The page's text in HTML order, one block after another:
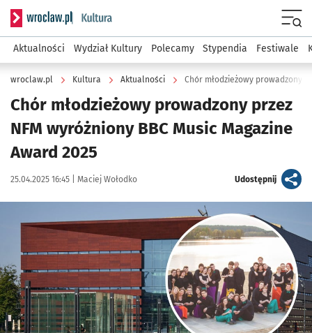
Serwis informacyjny wroclaw.pl podserwis: Kultura
Aktualności Wydział Kultury Polecamy Stypendia Festiwale
wroclaw.pl Kultura Aktualności Chór młodzieżowy prowadzony
Chór młodzieżowy prowadzony przez
NFM wyróżniony BBC Music Magazine
Award 2025
Data publikacji:
25.04.2025 16:45 | Autor:
Maciej Wołodko Udostępnijartykuł